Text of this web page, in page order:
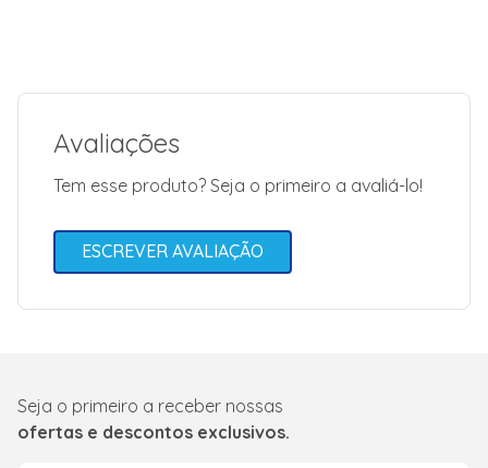
Avaliações
Tem esse produto? Seja o primeiro a avaliá-lo!
ESCREVER AVALIAÇÃO
Seja o primeiro a receber nossas
ofertas e descontos exclusivos.